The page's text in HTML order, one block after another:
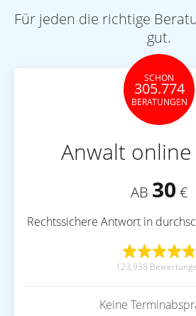
Für jeden die richtige
gut.
SCHON
305.774
BERATUNGEN
Anwalt online
AB 30 €
Rechtssichere Antwort in
123.938
Keine